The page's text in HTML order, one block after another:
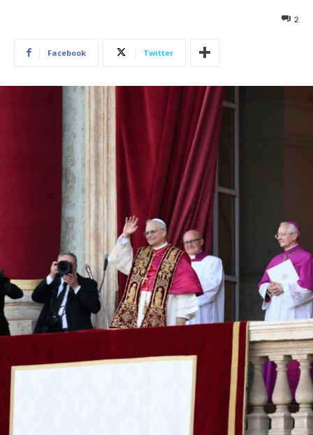
2
Facebook Twitter